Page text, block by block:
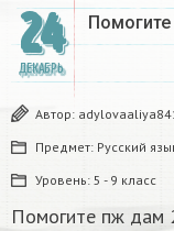
24
ДЕКАБРЬ
Автор:
Предмет: Русский
Уровень: 5 - 9 класс
Помогите пж дам